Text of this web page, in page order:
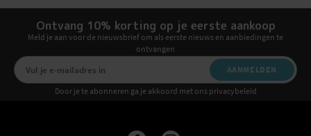
Ontvang 10% korting op je eerste aankoop
Meld je aan voor de nieuwsbrief om als eerste nieuws en aanbiedingen te
ontvangen
AANMELDEN
Door je te abonneren ga je akkoord met ons privacybeleid